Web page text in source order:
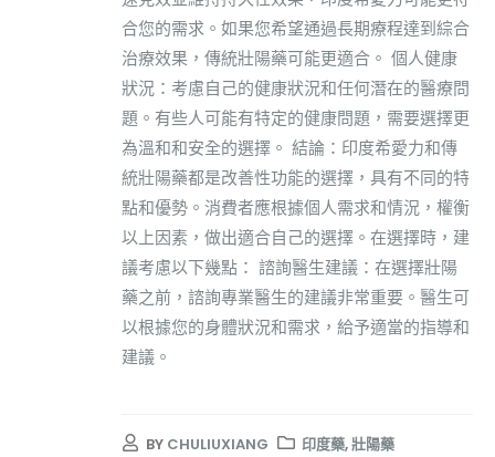
合您的需求。如果您希望通過長期療程達到綜合
治療效果，傳統壯陽藥可能更適合。 個人健康
狀況：考慮自己的健康狀況和任何潛在的醫療問
題。有些人可能有特定的健康問題，需要選擇更
為溫和和安全的選擇。 結論：印度希愛力和傳
統壯陽藥都是改善性功能的選擇，具有不同的特
點和優勢。消費者應根據個人需求和情況，權衡
以上因素，做出適合自己的選擇。在選擇時，建
議考慮以下幾點： 諮詢醫生建議：在選擇壯陽
藥之前，諮詢專業醫生的建議非常重要。醫生可
以根據您的身體狀況和需求，給予適當的指導和
建議。
BY CHULIUXIANG 印度藥,壯陽藥